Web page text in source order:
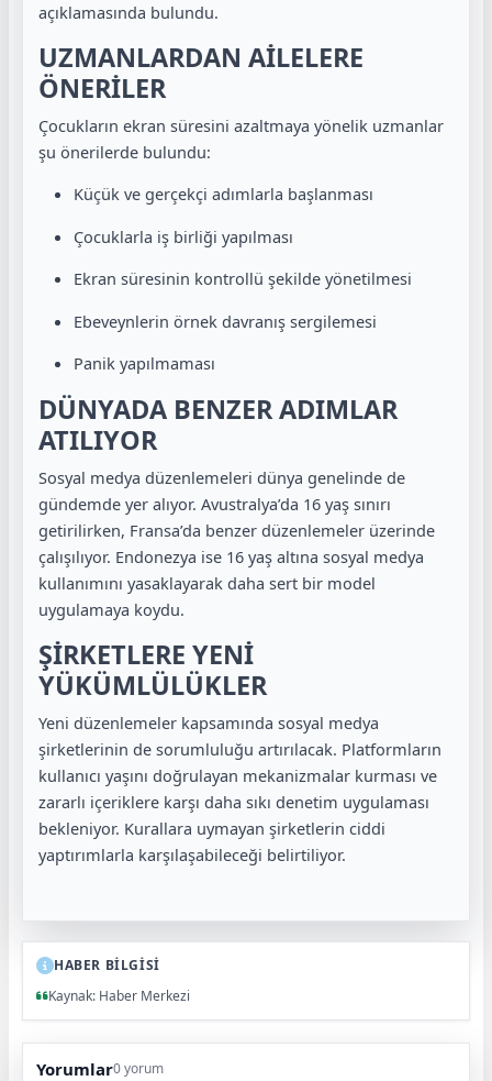
açıklamasında bulundu.
UZMANLARDAN AİLELERE
ÖNERİLER
Çocukların ekran süresini azaltmaya yönelik uzmanlar
şu önerilerde bulundu:
Küçük ve gerçekçi adımlarla başlanması
Çocuklarla iş birliği yapılması
Ekran süresinin kontrollü şekilde yönetilmesi
Ebeveynlerin örnek davranış sergilemesi
Panik yapılmaması
DÜNYADA BENZER ADIMLAR
ATILIYOR
Sosyal medya düzenlemeleri dünya genelinde de
gündemde yer alıyor. Avustralya’da 16 yaş sınırı
getirilirken, Fransa’da benzer düzenlemeler üzerinde
çalışılıyor. Endonezya ise 16 yaş altına sosyal medya
kullanımını yasaklayarak daha sert bir model
uygulamaya koydu.
ŞİRKETLERE YENİ
YÜKÜMLÜLÜKLER
Yeni düzenlemeler kapsamında sosyal medya
şirketlerinin de sorumluluğu artırılacak. Platformların
kullanıcı yaşını doğrulayan mekanizmalar kurması ve
zararlı içeriklere karşı daha sıkı denetim uygulaması
bekleniyor. Kurallara uymayan şirketlerin ciddi
yaptırımlarla karşılaşabileceği belirtiliyor.
HABER BİLGİSİ
Kaynak: Haber Merkezi
Yorumlar0 yorum